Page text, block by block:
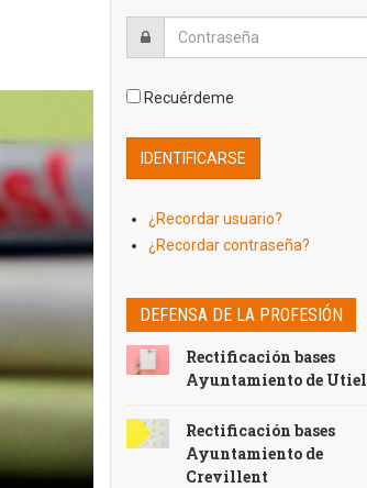
Recuérdeme
¿Recordar usuario?
¿Recordar contraseña?
DEFENSA DE LA PROFESIÓN
Rectificación bases
Ayuntamiento de Utiel
Rectificación bases
Ayuntamiento de
Crevillent